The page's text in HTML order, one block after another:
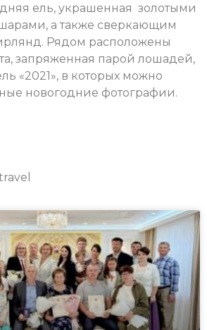
ель, украшенная золотыми
а также сверкающим
Рядом расположены
запряженная парой лошадей,
«2021», в которых можно
новогодние фотографии.